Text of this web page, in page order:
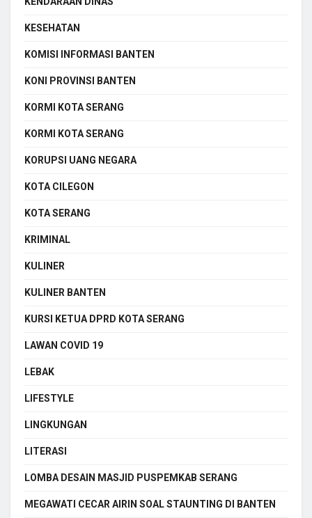
KESEHATAN
KOMISI INFORMASI BANTEN
KONI PROVINSI BANTEN
KORMI KOTA SERANG
KORMI KOTA SERANG
KORUPSI UANG NEGARA
KOTA CILEGON
KOTA SERANG
KRIMINAL
KULINER
KULINER BANTEN
KURSI KETUA DPRD KOTA SERANG
LAWAN COVID 19
LEBAK
LIFESTYLE
LINGKUNGAN
LITERASI
LOMBA DESAIN MASJID PUSPEMKAB SERANG
MEGAWATI CECAR AIRIN SOAL STAUNTING DI BANTEN